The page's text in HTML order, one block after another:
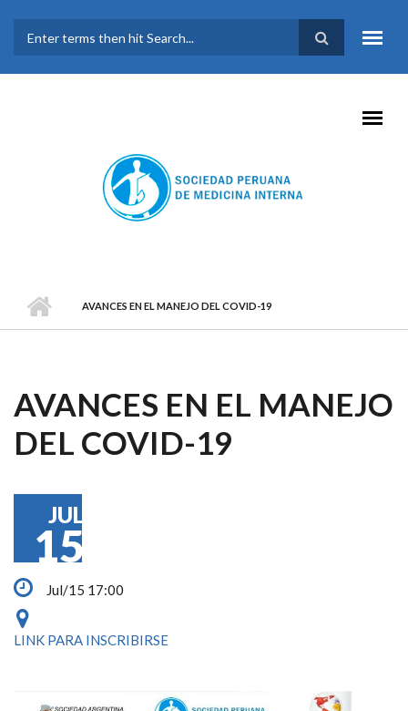
FORMULARIO DE
BÚSQUEDA
AVANCES EN EL MANEJO DEL COVID-19
AVANCES EN EL MANEJO
DEL COVID-19
JUL
15
Jul/15 17:00
LINK PARA INSCRIBIRSE